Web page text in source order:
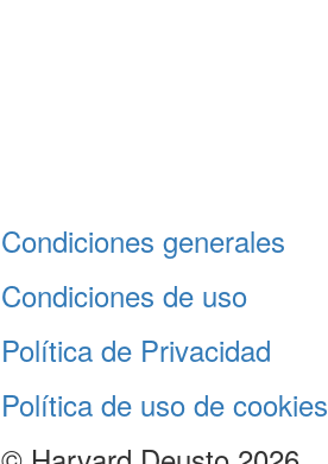
Condiciones generales
Condiciones de uso
Política de Privacidad
Política de uso de cookies